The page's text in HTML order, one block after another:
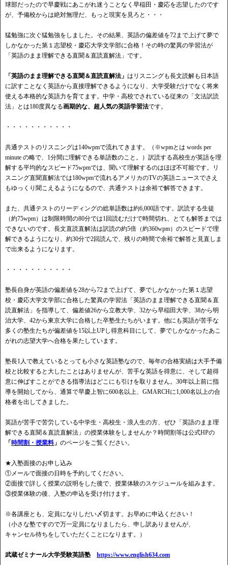
球部だったので早慶戦にあこがれ迷うことなく早稲田・慶応を志望したのです
が、予備校からは絶対無理だ、もっと現実を見ろと・・・
猛勉強に次ぐ猛勉強をしました。その結果、英語の偏差値を72まで上げて夢で
しかなかった第１志望校・慶応大学文学部に合格！その時の驚異の学習法が
「英語のまま理解できる直聞＆直読直解法」です。
「英語のまま理解できる直聞＆直読直解法」 はリスニングも長文読解も日本語
に訳すことなく英語から直接理解できるようになり、大学受験だけでなく将来
使える本格的な英語力を育てます。中学・高校でされている従来の「文法訳読
法」とは180度異なる画期的な、超人気の英語学習法です。
・・・・・・・・・・・
共通テストのリスニングは140wpmで流れてきます。（※wpmとは words per
minute の略で、1分間に理解できる単語数のこと。）訳読する高校生が英語を理
解する平均的なスピード75wpmでは、聞いて理解するのはほぼ不可能です。リ
スニング直聞直解法では180wpmで流れるアメリカのTVの英語ニュースでさえ
もゆっくり聞こえるようになるので、共通テストは余裕で解答できます。
また、共通テストのリーディングの総単語数は約6,000語です。訳読する生徒
（約75wpm）は制限時間の80分では1回読むだけで時間切れ、とても解答までは
できないのです。長文直読直解法は訳読の約5倍（約360wpm）のスピードで理
解できるようになり、約30分で2回読んで、残りの時間で余裕で解答と見直しま
で出来るようになります。
・・・・・・・・・・・
塾長自身が英語の偏差値を28から72まで上げて、夢でしかなかった第１志望
校・慶応大学文学部に合格した驚異の学習法「英語のまま理解できる直聞＆直
読直解法」を指導して、偏差値26から立教大学、32から早稲田大学、38から明
治大学、42から東京大学に合格した卒塾生たちがいます。他にも英語が苦手な
多くの塾生たちが偏差値を15以上UPし得意科目にして、夢でしかなかったあこ
がれの志望大学へ合格を果たしています。
塾長1人で教えているとっても小さな英語塾なので、毎年の合格実績は大手予備
校と比較すると大したことはありませんが、苦手な英語を得意に、そして超得
意に伸ばすことができる指導法はどこにも引けを取りません。30年以上前に指
導を開始してから、通算で早慶上智に600名以上、GMARCHに1,000名以上の合
格者を出してきました。
英語が苦手で苦労している中学生・高校生・浪人生の方、ぜひ「英語のまま理
解できる直聞＆直読直解法」の授業体験をしませんか？時間割等は公式HPの
「時間割・授業料 」 のページをご覧ください。
★入塾面接のお申し込み
①メールで面接の日時を予約してください。
②面接で詳しく授業の説明をした後で、授業体験のスケジュールを組みます。
③授業体験の後、入塾の申込を受け付けます。
※各講座とも、定員になりしだい〆切ます。お早めに申込ください！
（小さな塾ですので万一定員になりましたら、申し訳ありませんが、
キャンセル待ちをしていただくことになります。）
武蔵ゼミナール大学受験英語塾 https://www.english634.com